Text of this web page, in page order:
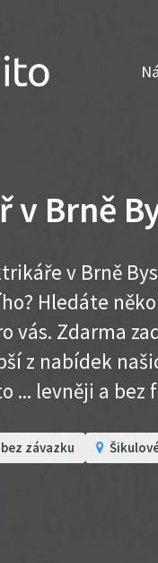
Brně
v Brně
Hledáte
vás. Zdarma
z nabídek
... levněji a bez
závazku